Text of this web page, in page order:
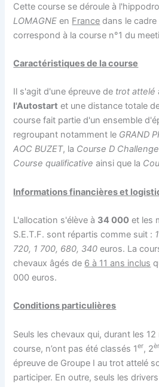
Cette course se déroule à
LOMAGNE en France dans le cadre
correspond à la course n°1 du
Caractéristiques de la course
Il s'agit d'une épreuve de trot attelé
l'Autostart et une distance totale
course fait partie d'un ensemble
regroupant notamment le GRAND
AOC BUZET, la Course D
Course qualificative ainsi que la
Informations financières et
L'allocation s'élève à 34 000 et les
S.E.T.F. sont répartis comme suit :
720, 1 700, 680, 340 euros. La
chevaux âgés de 6 à 11 ans inclus
000 euros.
Conditions particulières
Seuls les chevaux qui, durant les
course, n’ont pas été classés 1er, 2
épreuve de Groupe I au trot attelé
participer. En outre, seuls les